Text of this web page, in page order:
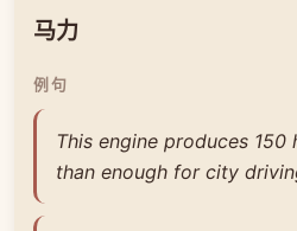
马力
例句
This engine produces
than enough for city